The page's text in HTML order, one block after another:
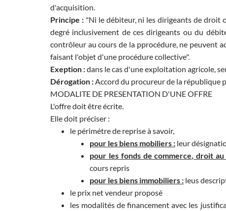
d'acquisition.
Principe :"Ni le débiteur, ni les dirigeants de droit
degré inclusivement de ces dirigeants ou du
contrôleur au cours de la pprocédure, ne peuvent
faisant l'objet d'une procédure collective".
Exeption :dans le cas d'une exploitation agricole,
Dérogation :Accord du procureur de la république
MODALITE DE PRESENTATION D'UNE OFFRE
L'offre doit être écrite.
Elle doit préciser :
le périmétre de reprise à savoir,
pour les biens mobiliers : leur
pour les fonds de commerce, droit au
cours repris
pour les biens immobiliers : leus
le prix net vendeur proposé
les modalités de financement avec les